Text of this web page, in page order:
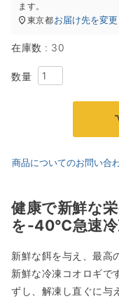
ます。
東京都お届け先を変更
在庫数 30
商品についてのお問い合
健康で新鮮な
を-40℃急速冷
新鮮な餌を与え、最高
新鮮な冷凍コオロギで
ずし、解凍し直ぐに与